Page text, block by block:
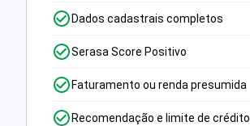
Dados cadastrais completos
Serasa Score Positivo
Faturamento ou renda presumida
Recomendação e limite de crédito